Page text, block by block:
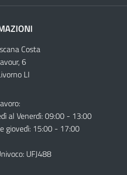
Costa
6
LI
al Venerdì: 09:00 - 13:00
giovedì: 15:00 - 17:00
UFJ488